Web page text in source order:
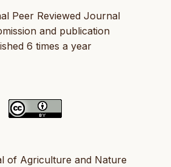
Peer Reviewed Journal
and publication
6 times a year
of Agriculture and Nature